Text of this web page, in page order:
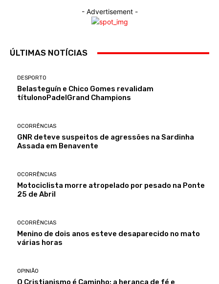
- Advertisement -
ÚLTIMAS NOTÍCIAS
DESPORTO
Belasteguín e Chico Gomes revalidam
títulonoPadelGrand Champions
OCORRÊNCIAS
GNR deteve suspeitos de agressões na Sardinha
Assada em Benavente
OCORRÊNCIAS
Motociclista morre atropelado por pesado na Ponte
25 de Abril
OCORRÊNCIAS
Menino de dois anos esteve desaparecido no mato
várias horas
OPINIÃO
O Cristianismo é Caminho: a herança de fé e